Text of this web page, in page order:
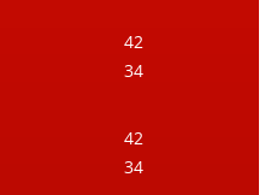
42
34
42
34